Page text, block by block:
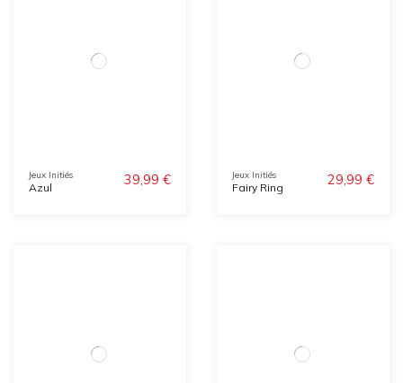
Jeux Initiés
Azul 39,99 € Jeux Initiés
Fairy Ring 29,99 €